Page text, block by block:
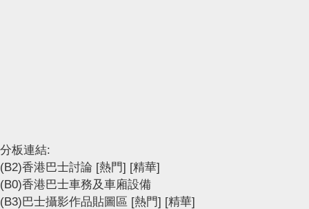
分板連結:
(B2)香港巴士討論 [熱門] [精華]
(B0)香港巴士車務及車廂設備
(B3)巴士攝影作品貼圖區 [熱門] [精華]